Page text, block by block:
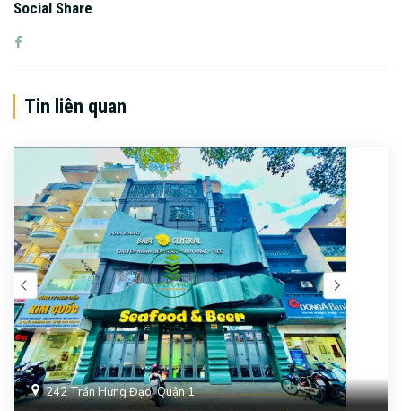
Social Share
Tin liên quan
242 Trần Hưng Đạo, Quận 1